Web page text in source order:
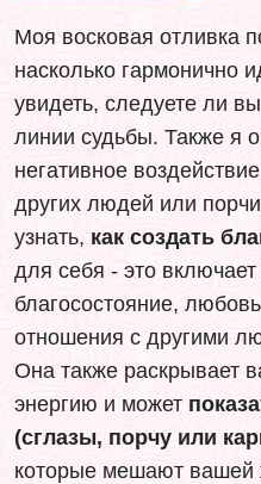
Моя восковая отливка
насколько гармонично
увидеть, следуете ли
линии судьбы. Также я
негативное
других людей или
узнать, как создать
для себя - это
благосостояние,
отношения с другими
Она также раскрывает
энергию и может
(сглазы, порчу или
которые мешают вашей